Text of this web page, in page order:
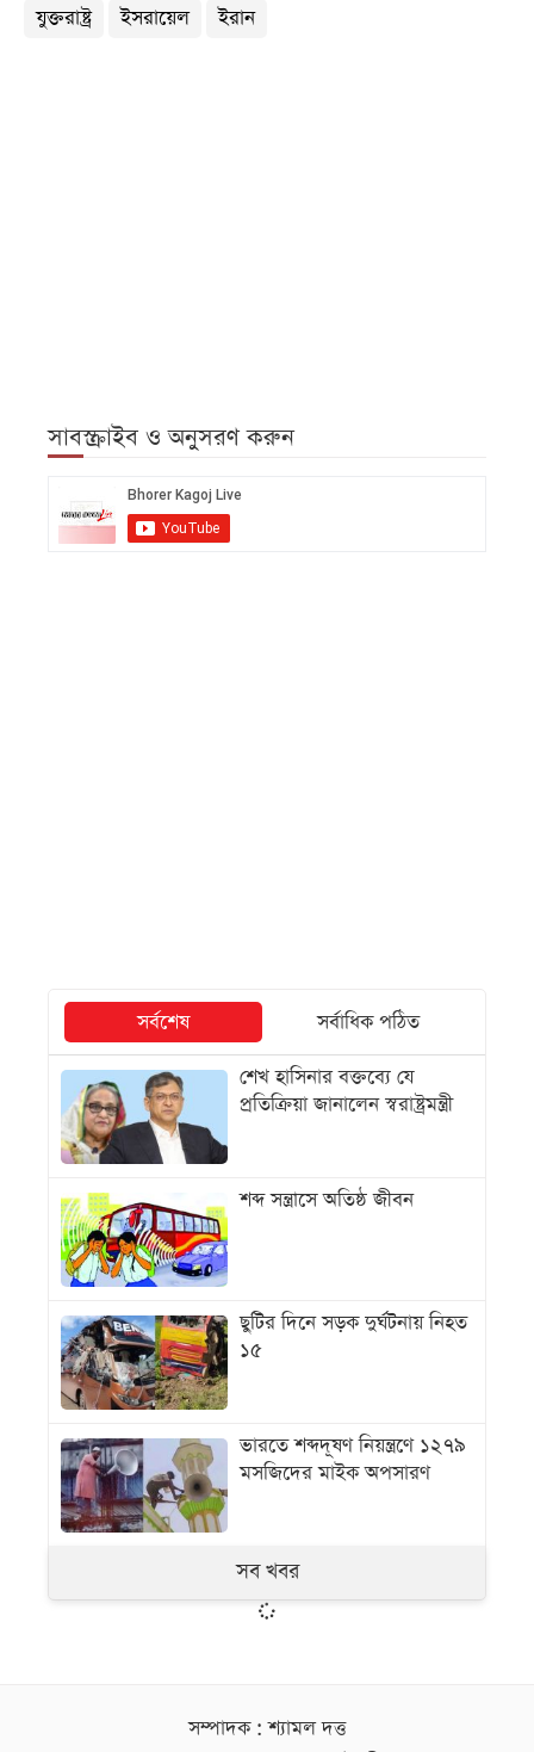
যুক্তরাষ্ট্র ইসরায়েল ইরান
সাবস্ক্রাইব ও অনুসরণ করুন
সর্বশেষ
সর্বাধিক পঠিত
শেখ হাসিনার বক্তব্যে যে
প্রতিক্রিয়া জানালেন স্বরাষ্ট্রমন্ত্রী
শব্দ সন্ত্রাসে অতিষ্ঠ জীবন
ছুটির দিনে সড়ক দুর্ঘটনায় নিহত
১৫
ভারতে শব্দদূষণ নিয়ন্ত্রণে ১২৭৯
মসজিদের মাইক অপসারণ
সব খবর
সম্পাদক : শ্যামল দত্ত